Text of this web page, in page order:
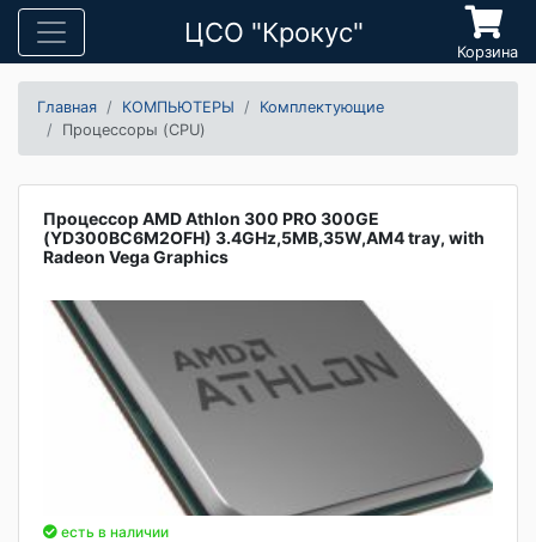
ЦСО "Крокус"
Корзина
Главная КОМПЬЮТЕРЫ
Комплектующие
Процессоры (CPU)
Процессор AMD Athlon 300 PRO 300GE
(YD300BC6M2OFH) 3.4GHz,5MB,35W,AM4 tray, with
Radeon Vega Graphics
есть в наличии